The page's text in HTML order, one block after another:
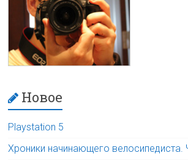
Новое
Playstation 5
Хроники начинающего велосипедиста.